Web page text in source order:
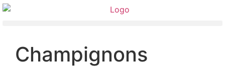
Champignons